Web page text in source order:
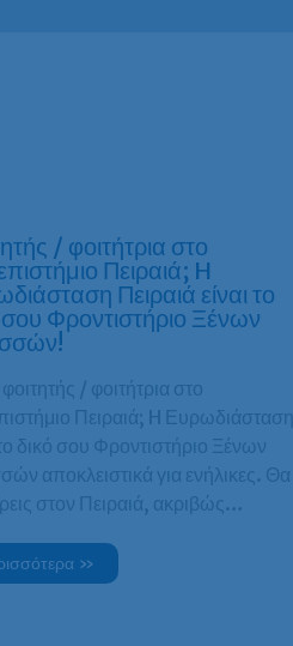
/ φοιτήτρια στο
Πειραιά; H
Πειραιά είναι το
σου Φροντιστήριο Ξένων
φοιτητής / φοιτήτρια στο
Πειραιά; H Ευρωδιάσταση
το δικό σου Φροντιστήριο Ξένων
αποκλειστικά για ενήλικες. Θα
στον Πειραιά, ακριβώς…
»